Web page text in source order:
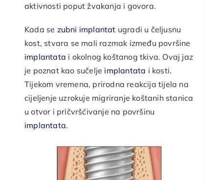
aktivnosti poput žvakanja i govora.
Kada se zubni implantat ugradi u čeljusnu
kost, stvara se mali razmak između površine
implantata i okolnog koštanog tkiva. Ovaj jaz
je poznat kao sučelje implantata i kosti.
Tijekom vremena, prirodna reakcija tijela na
cijeljenje uzrokuje migriranje koštanih stanica
u otvor i pričvršćivanje na površinu
implantata.